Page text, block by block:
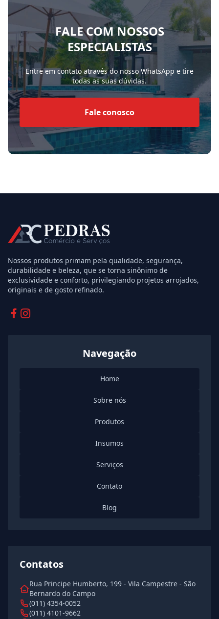
FALE COM NOSSOS
ESPECIALISTAS
Entre em contato através do nosso WhatsApp e tire
todas as suas dúvidas.
Fale conosco
Nossos produtos primam pela qualidade, segurança,
durabilidade e beleza, que se torna sinônimo de
exclusividade e conforto, privilegiando projetos arrojados,
originais e de gosto refinado.
Facebook
Navegação
Home
Sobre nós
Produtos
Insumos
Serviços
Contato
Blog
Contatos
Rua Principe Humberto, 199 - Vila Campestre - São
Bernardo do Campo
(011) 4354-0052
(011) 4101-9662